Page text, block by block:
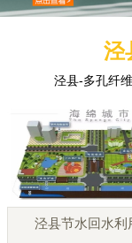
泾
泾县-多孔纤
泾县节水回水利